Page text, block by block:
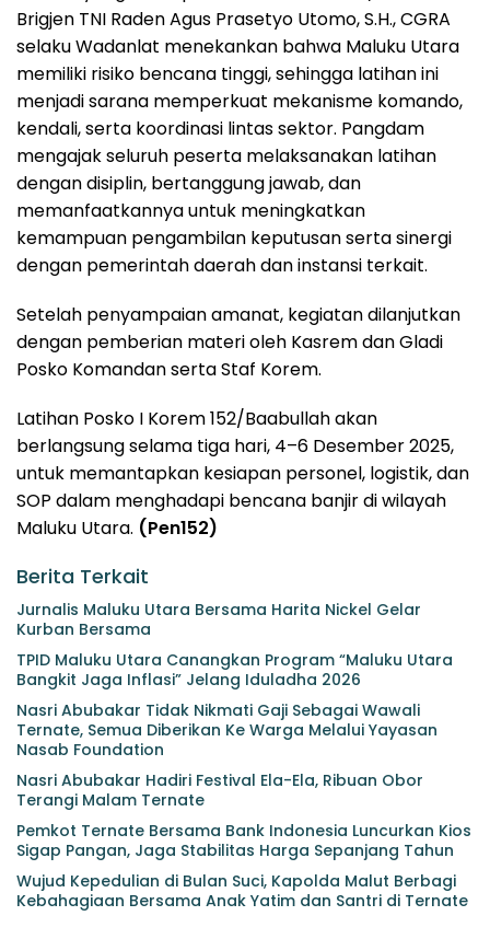
Brigjen TNI Raden Agus Prasetyo Utomo, S.H., CGRA
selaku Wadanlat menekankan bahwa Maluku Utara
memiliki risiko bencana tinggi, sehingga latihan ini
menjadi sarana memperkuat mekanisme komando,
kendali, serta koordinasi lintas sektor. Pangdam
mengajak seluruh peserta melaksanakan latihan
dengan disiplin, bertanggung jawab, dan
memanfaatkannya untuk meningkatkan
kemampuan pengambilan keputusan serta sinergi
dengan pemerintah daerah dan instansi terkait.
Setelah penyampaian amanat, kegiatan dilanjutkan
dengan pemberian materi oleh Kasrem dan Gladi
Posko Komandan serta Staf Korem.
Latihan Posko I Korem 152/Baabullah akan
berlangsung selama tiga hari, 4–6 Desember 2025,
untuk memantapkan kesiapan personel, logistik, dan
SOP dalam menghadapi bencana banjir di wilayah
Maluku Utara. (Pen152)
Berita Terkait
Jurnalis Maluku Utara Bersama Harita Nickel Gelar
Kurban Bersama
TPID Maluku Utara Canangkan Program “Maluku Utara
Bangkit Jaga Inflasi” Jelang Iduladha 2026
Nasri Abubakar Tidak Nikmati Gaji Sebagai Wawali
Ternate, Semua Diberikan Ke Warga Melalui Yayasan
Nasab Foundation
Nasri Abubakar Hadiri Festival Ela-Ela, Ribuan Obor
Terangi Malam Ternate
Pemkot Ternate Bersama Bank Indonesia Luncurkan Kios
Sigap Pangan, Jaga Stabilitas Harga Sepanjang Tahun
Wujud Kepedulian di Bulan Suci, Kapolda Malut Berbagi
Kebahagiaan Bersama Anak Yatim dan Santri di Ternate